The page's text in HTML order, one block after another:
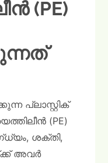
(PE)
പ്ലാസ്റ്റിക്
(PE)
ശക്തി,
അവർ